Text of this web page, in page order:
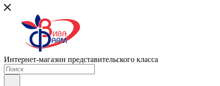
Интернет-магазин представительского класса